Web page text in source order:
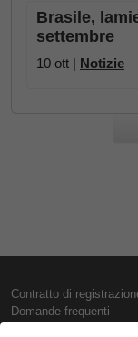
Brasile,
settembre
10 ott | Notizie
Contratto di
Domande frequenti